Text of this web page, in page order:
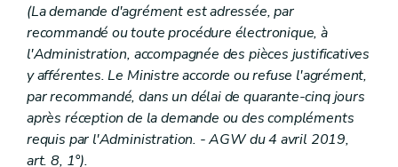
(La demande d'agrément est adressée, par
recommandé ou toute procédure électronique, à
l'Administration, accompagnée des pièces justificatives
y afférentes. Le Ministre accorde ou refuse l'agrément,
par recommandé, dans un délai de quarante-cinq jours
après réception de la demande ou des compléments
requis par l'Administration. - AGW du 4 avril 2019,
art. 8, 1°).